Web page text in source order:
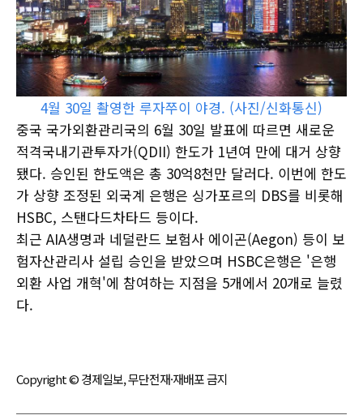
4월 30일 촬영한 루자쭈이 야경. (사진/신화통신)
중국 국가외환관리국의 6월 30일 발표에 따르면 새로운
적격국내기관투자가(QDII) 한도가 1년여 만에 대거 상향
됐다. 승인된 한도액은 총 30억8천만 달러다. 이번에 한도
가 상향 조정된 외국계 은행은 싱가포르의 DBS를 비롯해
HSBC, 스탠다드차타드 등이다.
최근 AIA생명과 네덜란드 보험사 에이곤(Aegon) 등이 보
험자산관리사 설립 승인을 받았으며 HSBC은행은 '은행
외환 사업 개혁'에 참여하는 지점을 5개에서 20개로 늘렸
다.
Copyright © 경제일보, 무단전재·재배포 금지